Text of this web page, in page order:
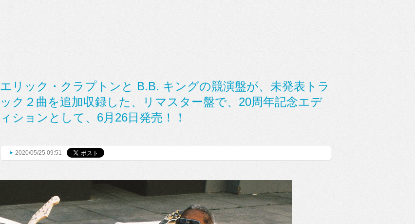
エリック・クラプトンと B.B. キングの競演盤が、未発表トラ
ック２曲を追加収録した、リマスター盤で、20周年記念エデ
ィションとして、6月26日発売！！
2020/05/25 09:51